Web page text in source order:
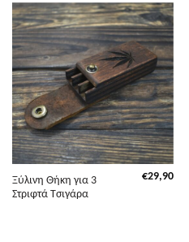
Ξύλινη Θήκη για 3
Στριφτά Τσιγάρα
€29,90